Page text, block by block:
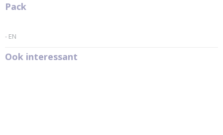
Pack
- EN
Ook interessant